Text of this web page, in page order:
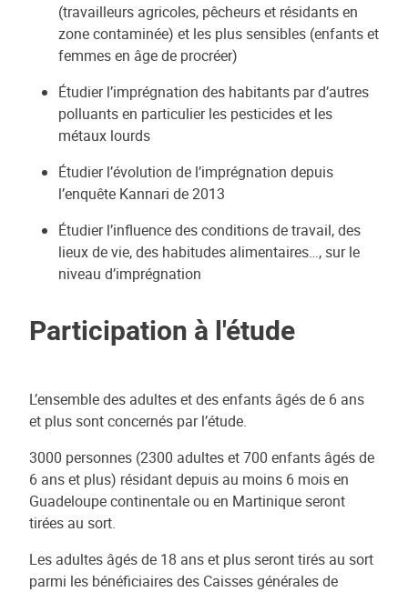
(travailleurs agricoles, pêcheurs et résidants en
zone contaminée) et les plus sensibles (enfants et
femmes en âge de procréer)
Étudier l’imprégnation des habitants par d’autres
polluants en particulier les pesticides et les
métaux lourds
Étudier l’évolution de l’imprégnation depuis
l’enquête Kannari de 2013
Étudier l’influence des conditions de travail, des
lieux de vie, des habitudes alimentaires…, sur le
niveau d’imprégnation
Participation à l'étude
L’ensemble des adultes et des enfants âgés de 6 ans
et plus sont concernés par l’étude.
3000 personnes (2300 adultes et 700 enfants âgés de
6 ans et plus) résidant depuis au moins 6 mois en
Guadeloupe continentale ou en Martinique seront
tirées au sort.
Les adultes âgés de 18 ans et plus seront tirés au sort
parmi les bénéficiaires des Caisses générales de